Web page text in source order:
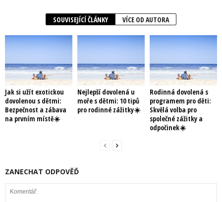
SOUVISEJÍCÍ ČLÁNKY VÍCE OD AUTORA
Jak si užít exotickou
dovolenou s dětmi:
Bezpečnost a zábava
na prvním místě☀️
Nejlepší dovolená u
moře s dětmi: 10 tipů
pro rodinné zážitky☀️
Rodinná dovolená s
programem pro děti:
Skvělá volba pro
společné zážitky a
odpočinek☀️
ZANECHAT ODPOVĚĎ